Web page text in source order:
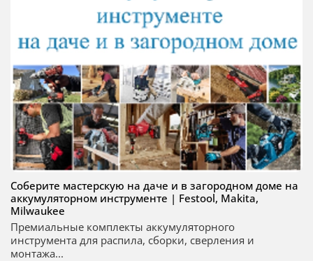
Соберите мастерскую на даче и в загородном доме на
аккумуляторном инструменте | Festool, Makita,
Milwaukee
Премиальные комплекты аккумуляторного
инструмента для распила, сборки, сверления и
монтажа...